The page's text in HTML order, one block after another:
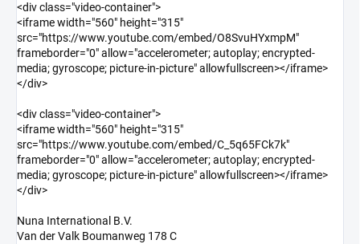
<div class="video-container">
<iframe width="560" height="315"
src="https://www.youtube.com/embed/O8SvuHYxmpM"
frameborder="0" allow="accelerometer; autoplay; encrypted-
media; gyroscope; picture-in-picture" allowfullscreen></iframe>
</div>
<div class="video-container">
<iframe width="560" height="315"
src="https://www.youtube.com/embed/C_5q65FCk7k"
frameborder="0" allow="accelerometer; autoplay; encrypted-
media; gyroscope; picture-in-picture" allowfullscreen></iframe>
</div>
Nuna International B.V.
Van der Valk Boumanweg 178 C